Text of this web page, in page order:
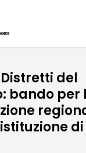
del
bando per